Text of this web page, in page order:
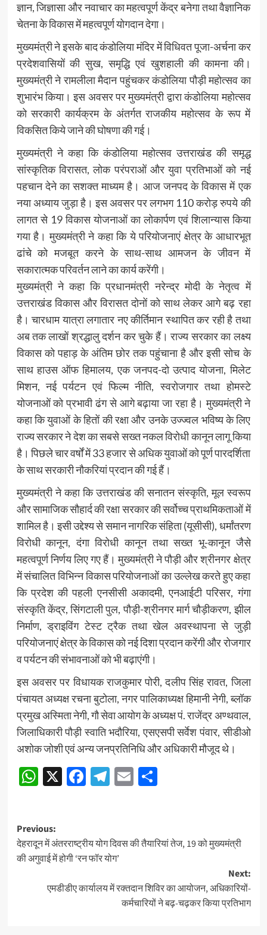
ज्ञान, जिज्ञासा और नवाचार का महत्वपूर्ण केंद्र बनेगा तथा वैज्ञानिक
चेतना के विकास में महत्वपूर्ण योगदान देगा।
मुख्यमंत्री ने इसके बाद कंडोलिया मंदिर में विधिवत पूजा-अर्चना कर
प्रदेशवासियों की सुख, समृद्धि एवं खुशहाली की कामना की।
मुख्यमंत्री ने रामलीला मैदान पहुंचकर कंडोलिया पौड़ी महोत्सव का
शुभारंभ किया। इस अवसर पर मुख्यमंत्री द्वारा कंडोलिया महोत्सव
को सरकारी कार्यक्रम के अंतर्गत राजकीय महोत्सव के रूप में
विकसित किये जाने की घोषणा की गई।
मुख्यमंत्री ने कहा कि कंडोलिया महोत्सव उत्तराखंड की समृद्ध
सांस्कृतिक विरासत, लोक परंपराओं और युवा प्रतिभाओं को नई
पहचान देने का सशक्त माध्यम है। आज जनपद के विकास में एक
नया अध्याय जुड़ा है। इस अवसर पर लगभग 110 करोड़ रुपये की
लागत से 19 विकास योजनाओं का लोकार्पण एवं शिलान्यास किया
गया है। मुख्यमंत्री ने कहा कि ये परियोजनाएं क्षेत्र के आधारभूत
ढांचे को मजबूत करने के साथ-साथ आमजन के जीवन में
सकारात्मक परिवर्तन लाने का कार्य करेंगी।
मुख्यमंत्री ने कहा कि प्रधानमंत्री नरेन्द्र मोदी के नेतृत्व में
उत्तराखंड विकास और विरासत दोनों को साथ लेकर आगे बढ़ रहा
है। चारधाम यात्रा लगातार नए कीर्तिमान स्थापित कर रही है तथा
अब तक लाखों श्रद्धालु दर्शन कर चुके हैं। राज्य सरकार का लक्ष्य
विकास को पहाड़ के अंतिम छोर तक पहुंचाना है और इसी सोच के
साथ हाउस ऑफ हिमालय, एक जनपद-दो उत्पाद योजना, मिलेट
मिशन, नई पर्यटन एवं फिल्म नीति, स्वरोजगार तथा होमस्टे
योजनाओं को प्रभावी ढंग से आगे बढ़ाया जा रहा है। मुख्यमंत्री ने
कहा कि युवाओं के हितों की रक्षा और उनके उज्ज्वल भविष्य के लिए
राज्य सरकार ने देश का सबसे सख्त नकल विरोधी कानून लागू किया
है। पिछले चार वर्षों में 33 हजार से अधिक युवाओं को पूर्ण पारदर्शिता
के साथ सरकारी नौकरियां प्रदान की गई हैं।
मुख्यमंत्री ने कहा कि उत्तराखंड की सनातन संस्कृति, मूल स्वरूप
और सामाजिक सौहार्द की रक्षा सरकार की सर्वोच्च प्राथमिकताओं में
शामिल है। इसी उद्देश्य से समान नागरिक संहिता (यूसीसी), धर्मांतरण
विरोधी कानून, दंगा विरोधी कानून तथा सख्त भू-कानून जैसे
महत्वपूर्ण निर्णय लिए गए हैं। मुख्यमंत्री ने पौड़ी और श्रीनगर क्षेत्र
में संचालित विभिन्न विकास परियोजनाओं का उल्लेख करते हुए कहा
कि प्रदेश की पहली एनसीसी अकादमी, एनआईटी परिसर, गंगा
संस्कृति केंद्र, सिंगटाली पुल, पौड़ी-श्रीनगर मार्ग चौड़ीकरण, झील
निर्माण, ड्राइविंग टेस्ट ट्रैक तथा खेल अवस्थापना से जुड़ी
परियोजनाएं क्षेत्र के विकास को नई दिशा प्रदान करेंगी और रोजगार
व पर्यटन की संभावनाओं को भी बढ़ाएंगी।
इस अवसर पर विधायक राजकुमार पोरी, दलीप सिंह रावत, जिला
पंचायत अध्यक्ष रचना बुटोला, नगर पालिकाध्यक्ष हिमानी नेगी, ब्लॉक
प्रमुख अस्मिता नेगी, गौ सेवा आयोग के अध्यक्ष पं. राजेंद्र अण्थवाल,
जिलाधिकारी पौड़ी स्वाति भदौरिया, एसएसपी सर्वेश पंवार, सीडीओ
अशोक जोशी एवं अन्य जनप्रतिनिधि और अधिकारी मौजूद थे।
WhatsApp
X Facebook
Telegram
EmailShare
Post
navigation
Previous:
देहरादून में अंतरराष्ट्रीय योग दिवस की तैयारियां तेज, 19 को मुख्यमंत्री
की अगुवाई में होगी ‘रन फॉर योग’
Next:
एमडीडीए कार्यालय में रक्तदान शिविर का आयोजन, अधिकारियों-
कर्मचारियों ने बढ़-चढ़कर किया प्रतिभाग